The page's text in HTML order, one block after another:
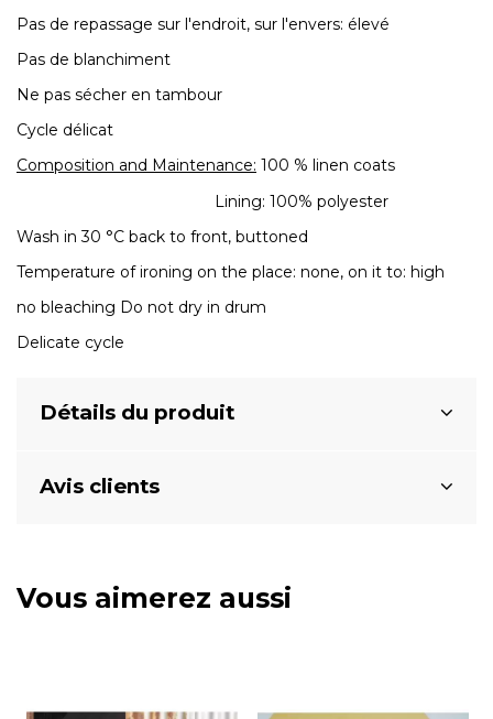
Pas de repassage sur l'endroit, sur l'envers: élevé
Pas de blanchiment
Ne pas sécher en tambour
Cycle délicat
Composition and Maintenance: 100 % linen coats
Lining: 100% polyester
Wash in 30 °C back to front, buttoned
Temperature of ironing on the place: none, on it to: high
no bleaching Do not dry in drum
Delicate cycle
Détails du produit
Avis clients
Vous aimerez aussi